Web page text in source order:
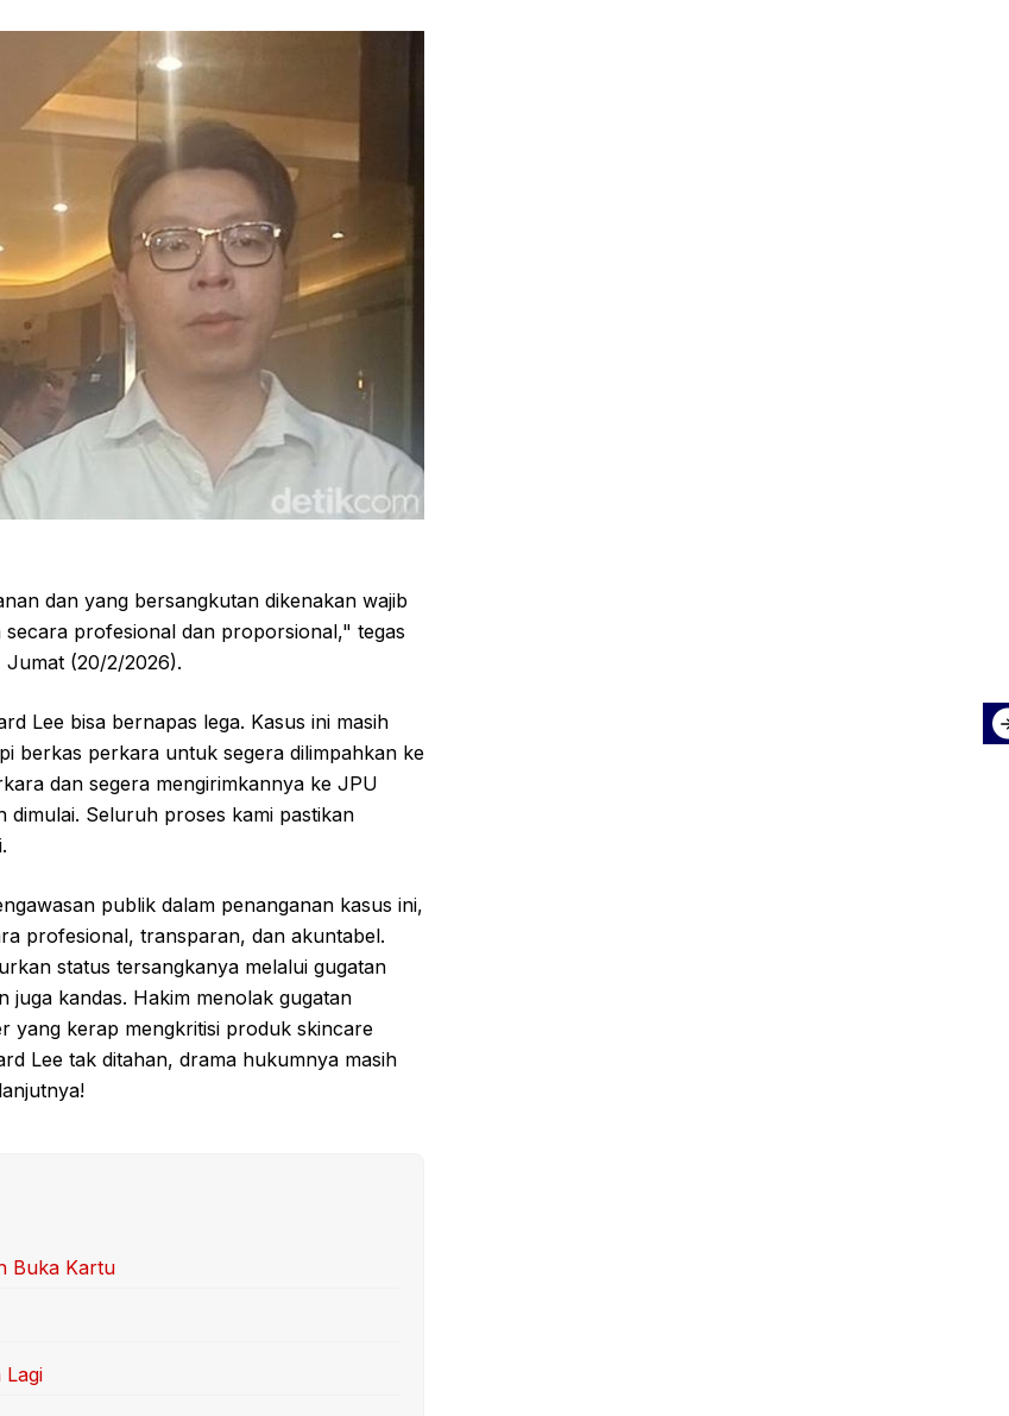
dan yang bersangkutan dikenakan wajib
profesional dan proporsional," tegas
Jumat (20/2/2026).
Lee bisa bernapas lega. Kasus ini masih
berkas perkara untuk segera dilimpahkan ke
dan segera mengirimkannya ke JPU
Seluruh proses kami pastikan
publik dalam penanganan kasus ini,
profesional, transparan, dan akuntabel.
status tersangkanya melalui gugatan
juga kandas. Hakim menolak gugatan
yang kerap mengkritisi produk skincare
Lee tak ditahan, drama hukumnya masih
Buka Kartu
Lagi